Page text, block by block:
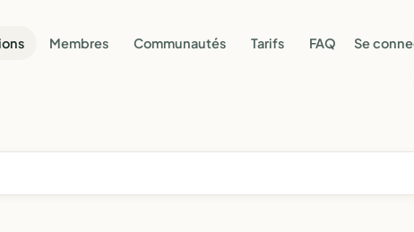
Membres Communautés Tarifs FAQ Se